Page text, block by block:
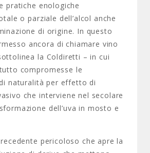
pratiche enologiche
o parziale dell’alcol anche
di origine. In questo
ancora di chiamare vino
la Coldiretti – in cui
compromesse le
naturalità per effetto di
che interviene nel secolare
dell’uva in mosto e
pericoloso che apre la